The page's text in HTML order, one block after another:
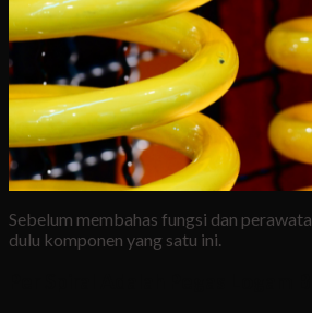
Sebelum membahas fungsi dan
dulu komponen yang satu ini.